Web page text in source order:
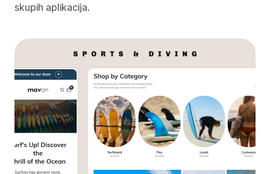
skupih aplikacija.